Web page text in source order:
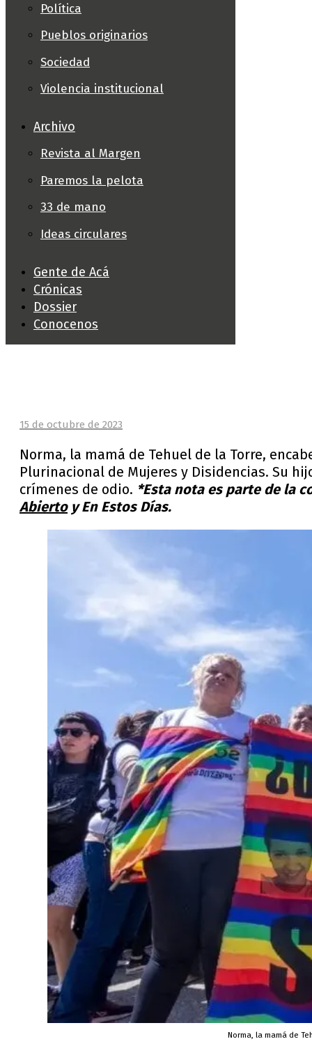
Política
Pueblos originarios
Sociedad
Violencia institucional
Archivo
Revista al Margen
Paremos la pelota
33 de mano
Ideas circulares
Gente de Acá
Crónicas
Dossier
Conocenos
Norma, la mamá de Tehuel de la Torre,
Plurinacional de Mujeres y Disidencias. Su
crímenes de odio. *Esta nota es parte de la
Abiertoy En Estos Días.
Norma, la mamá de
15 de octubre de 2023